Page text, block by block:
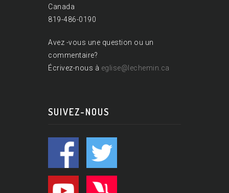
Canada
819-486-0190
Avez -vous une question ou un
commentaire?
Écrivez-nous à eglise@lechemin.ca
SUIVEZ-NOUS